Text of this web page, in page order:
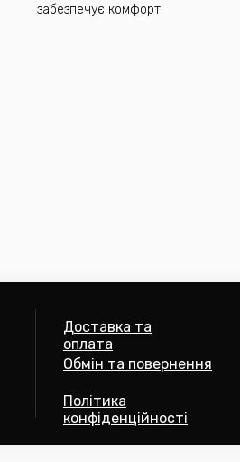
забезпечує комфорт.
Політика
конфіденційності
Обмін та повернення
Доставка та
оплата